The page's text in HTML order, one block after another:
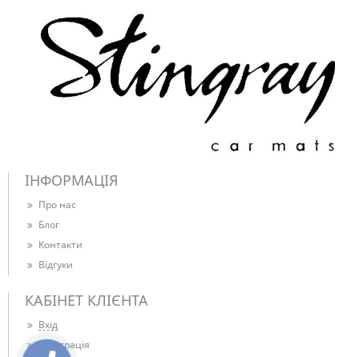
ІНФОРМАЦІЯ
Про нас
Блог
Контакти
Відгуки
КАБІНЕТ КЛІЄНТА
Вхід
Реєстрація